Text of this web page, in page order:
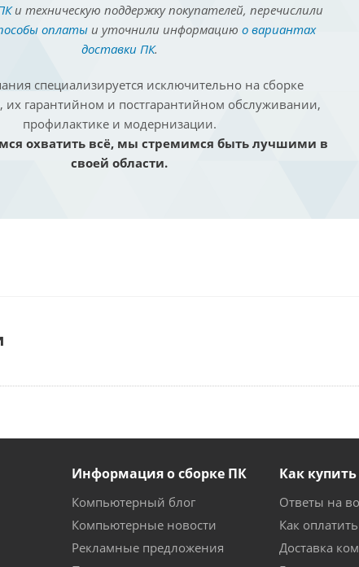
и техническую поддержку покупателей, перечислили
оплатыи уточнили информацию о вариантах
доставки ПК.
специализируется исключительно на сборке
их гарантийном и постгарантийном обслуживании,
профилактике и модернизации.
охватить всё, мы стремимся быть лучшими в
своей области.
Информация о сборке ПК
Компьютерный блог
Компьютерные новости
Рекламные предложения
Как
Ответы на
Как
Доставка